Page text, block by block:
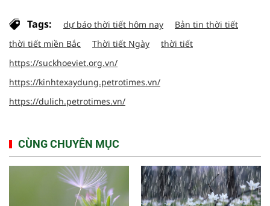
Tags: dự báo thời tiết hôm nay
Bản tin thời tiết
thời tiết miền Bắc
Thời tiết Ngày
thời tiết
https://suckhoeviet.org.vn/
https://kinhtexaydung.petrotimes.vn/
https://dulich.petrotimes.vn/
CÙNG CHUYÊN MỤC